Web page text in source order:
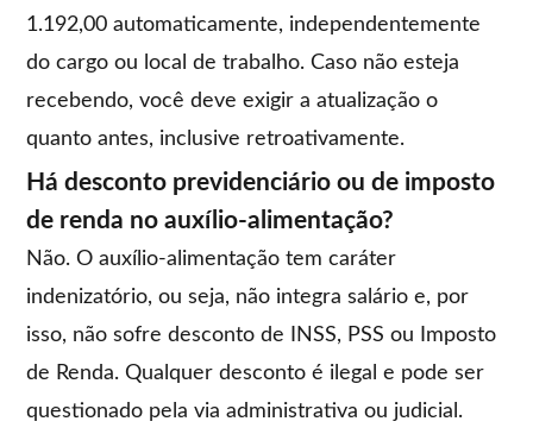
1.192,00 automaticamente, independentemente
do cargo ou local de trabalho. Caso não esteja
recebendo, você deve exigir a atualização o
quanto antes, inclusive retroativamente.
Há desconto previdenciário ou de imposto
de renda no auxílio-alimentação?
Não. O auxílio-alimentação tem caráter
indenizatório, ou seja, não integra salário e, por
isso, não sofre desconto de INSS, PSS ou Imposto
de Renda. Qualquer desconto é ilegal e pode ser
questionado pela via administrativa ou judicial.